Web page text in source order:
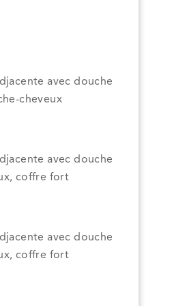
avec douche
cheveux
avec douche
coffre fort
avec douche
coffre fort